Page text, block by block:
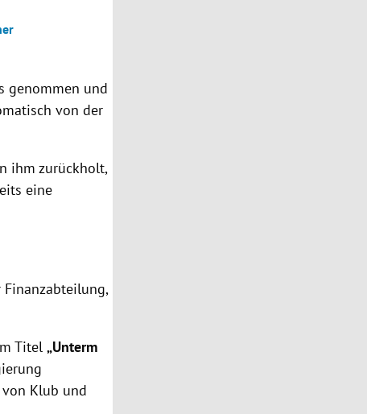
genommen und
von der
ihm zurückholt,
eine
Finanzabteilung,
Titel„Unterm
Klub und